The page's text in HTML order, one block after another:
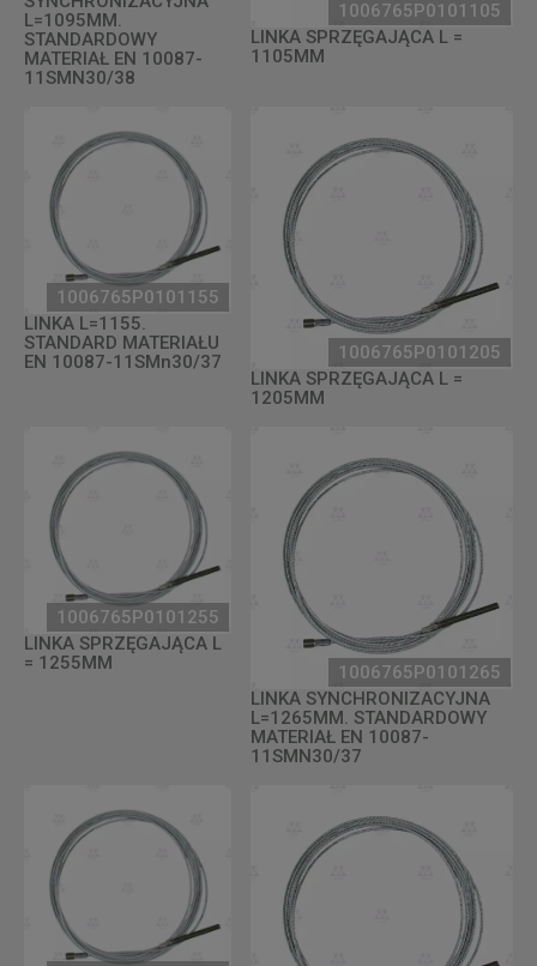
L=1095MM.
STANDARDOWY
MATERIAŁ EN 10087-
11SMN30/38
1006765P0101105
LINKA SPRZĘGAJĄCA L =
1105MM
1006765P0101155
LINKA L=1155.
STANDARD MATERIAŁU
EN 10087-11SMn30/37
1006765P0101205
LINKA SPRZĘGAJĄCA L =
1205MM
1006765P0101255
LINKA SPRZĘGAJĄCA L
= 1255MM
1006765P0101265
LINKA SYNCHRONIZACYJNA
L=1265MM. STANDARDOWY
MATERIAŁ EN 10087-
11SMN30/37